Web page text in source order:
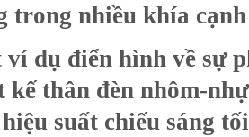
nhiều khía cạnh
ví dụ điển hình về sự
thân đèn nhôm-
suất chiếu sáng